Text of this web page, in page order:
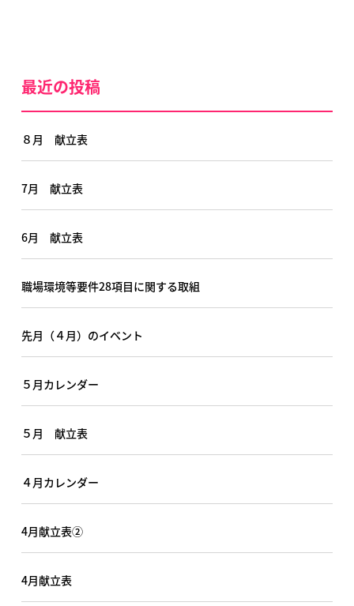
最近の投稿
８月 献立表
7月 献立表
6月 献立表
職場環境等要件28項目に関する取組
先月（４月）のイベント
５月カレンダー
５月 献立表
４月カレンダー
4月献立表②
4月献立表